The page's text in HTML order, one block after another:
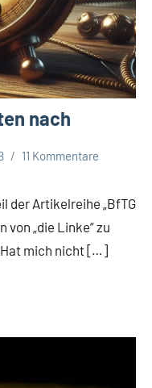
nach
11 Kommentare
der Artikelreihe „BfTG
„die Linke“ zu
Hat mich nicht […]